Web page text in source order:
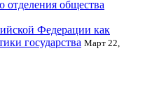
отделения общества
Федерации как
государства Март 22,